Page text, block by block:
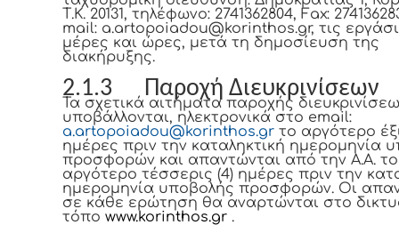
Τ.Κ. 20131, τηλέφωνο: 2741362804, Fax:
mail: a.artopoiadou@korinthos.gr, τις
μέρες και ώρες, μετά τη δημοσίευση της
διακήρυξης.
2.1.3 Παροχή Διευκρινίσεων
Τα σχετικά αιτήματα παροχής
υποβάλλονται, ηλεκτρονικά στο email:
a.artopoiadou@korinthos.gr το αργότερο
ημέρες πριν την καταληκτική ημερομηνία
προσφορών και απαντώνται από την Α.Α. το
αργότερο τέσσερις (4) ημέρες πριν την
ημερομηνία υποβολής προσφορών. Οι
σε κάθε ερώτηση θα αναρτώνται στο
τόπο www.korinthos.gr .